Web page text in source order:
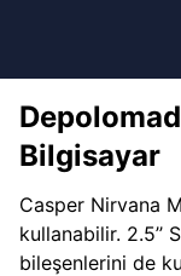
Bilgisayar
Casper Nirvana
kullanabilir. 2.5’’
bileşenlerini de